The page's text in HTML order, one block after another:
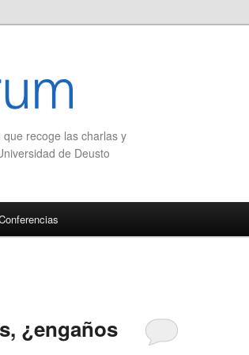
recoge las charlas y
de Deusto
¿engaños